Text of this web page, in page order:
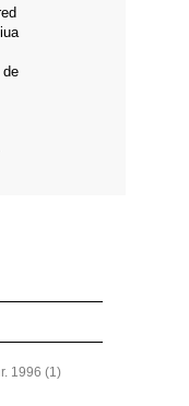
1996 (1)